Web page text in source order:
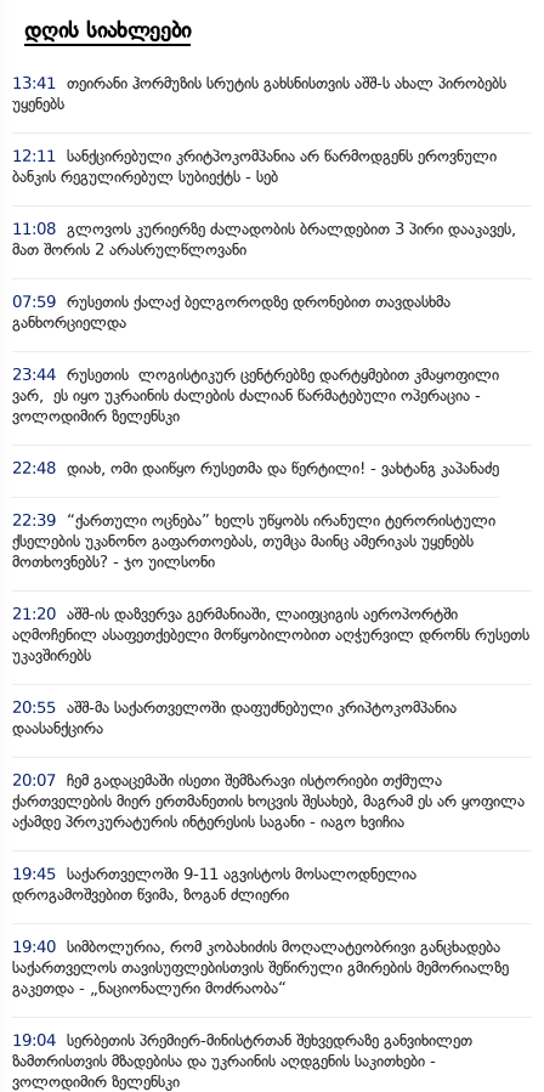
დღის სიახლეები
13:41
თეირანი ჰორმუზის სრუტის გახსნისთვის აშშ-ს ახალ პირობებს
უყენებს
12:11
სანქცირებული კრიტპოკომპანია არ წარმოდგენს ეროვნული
ბანკის რეგულირებულ სუბიექტს - სებ
11:08 გლოვოს კურიერზე ძალადობის ბრალდებით 3 პირი დააკავეს,
მათ შორის 2 არასრულწლოვანი
07:59 რუსეთის ქალაქ ბელგოროდზე დრონებით თავდასხმა
განხორციელდა
23:44 რუსეთის ლოგისტიკურ ცენტრებზე დარტყმებით კმაყოფილი
ვარ, ეს იყო უკრაინის ძალების ძალიან წარმატებული ოპერაცია -
ვოლოდიმირ ზელენსკი
22:48 დიახ, ომი დაიწყო რუსეთმა და წერტილი! - ვახტანგ კაპანაძე
22:39
“ქართული ოცნება” ხელს უწყობს ირანული ტერორისტული
ქსელების უკანონო გაფართოებას, თუმცა მაინც ამერიკას უყენებს
მოთხოვნებს? - ჯო უილსონი
21:20 აშშ-ის დაზვერვა გერმანიაში, ლაიფციგის აეროპორტში
აღმოჩენილ ასაფეთქებელი მოწყობილობით აღჭურვილ დრონს რუსეთს
უკავშირებს
20:55 აშშ-მა საქართველოში დაფუძნებული კრიპტოკომპანია
დაასანქცირა
20:07 ჩემ გადაცემაში ისეთი შემზარავი ისტორიები თქმულა
ქართველების მიერ ერთმანეთის ხოცვის შესახებ, მაგრამ ეს არ ყოფილა
აქამდე პროკურატურის ინტერესის საგანი - იაგო ხვიჩია
19:45 საქართველოში 9-11 აგვისტოს მოსალოდნელია
დროგამოშვებით წვიმა, ზოგან ძლიერი
19:40 სიმბოლურია, რომ კობახიძის მოღალატეობრივი განცხადება
საქართველოს თავისუფლებისთვის შეწირული გმირების მემორიალზე
გაკეთდა - „ნაციონალური მოძრაობა“
19:04 სერბეთის პრემიერ-მინისტრთან შეხვედრაზე განვიხილეთ
ზამთრისთვის მზადებისა და უკრაინის აღდგენის საკითხები -
ვოლოდიმირ ზელენსკი